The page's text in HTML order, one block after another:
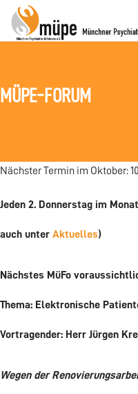
MÜPE-FORUM
Nächster Termin im Oktober:
Jeden 2. Donnerstag im
auch unter Aktuelles)
Nächstes MüFo
Thema: Elektronische
Vortragender: Herr Jürgen
Wegen der